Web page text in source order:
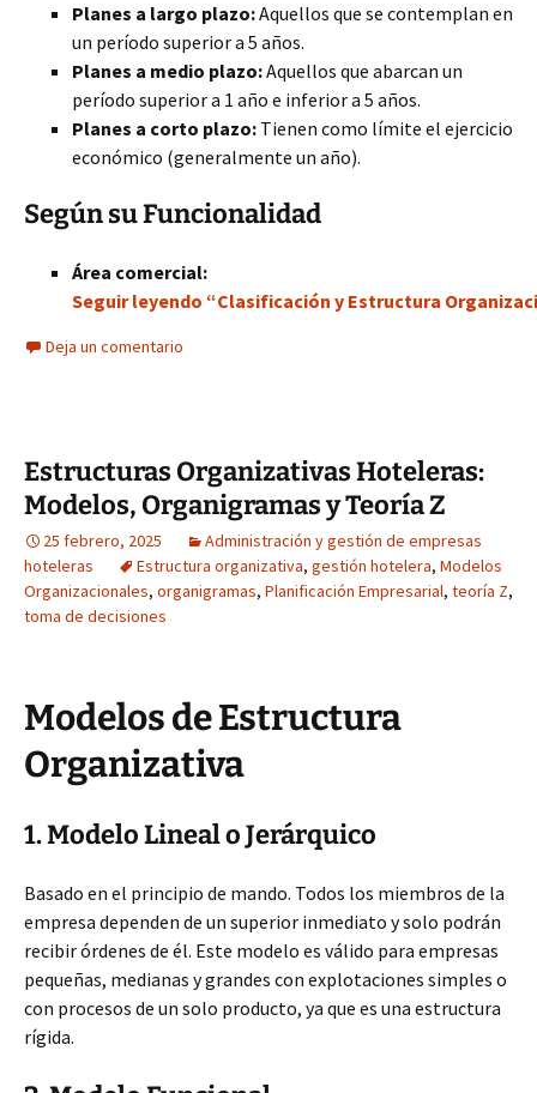
Planes a largo plazo:Aquellos que se contemplan en
un período superior a 5 años.
Planes a medio plazo:Aquellos que abarcan un
período superior a 1 año e inferior a 5 años.
Planes a corto plazo: Tienen como límite el ejercicio
económico (generalmente un año).
Según su Funcionalidad
Área comercial:
Seguir leyendo “Clasificación y Estructura
Deja un comentario
Estructuras Organizativas Hoteleras:
Modelos, Organigramas y Teoría Z
25 febrero, 2025
Administración y gestión de empresas
hoteleras
Estructura organizativa, gestión hotelera, Modelos
Organizacionales, organigramas, Planificación Empresarial, teoría Z,
toma de decisiones
Modelos de Estructura
Organizativa
1. Modelo Lineal o Jerárquico
Basado en el principio de mando. Todos los miembros de la
empresa dependen de un superior inmediato y solo podrán
recibir órdenes de él. Este modelo es válido para empresas
pequeñas, medianas y grandes con explotaciones simples o
con procesos de un solo producto, ya que es una estructura
rígida.